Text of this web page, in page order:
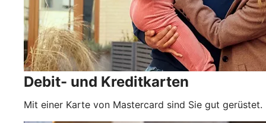
Debit- und Kreditkarten
Mit einer Karte von Mastercard sind Sie gut gerüstet.